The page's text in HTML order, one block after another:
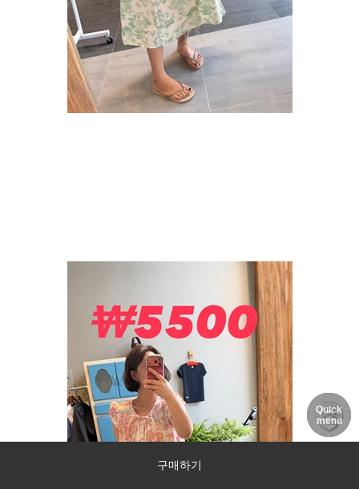
구매하기
NOTICE
MY PAGE
DELIVERY
Quick
menu